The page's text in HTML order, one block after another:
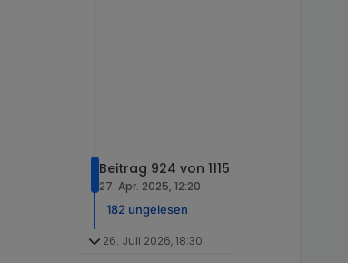
Beitrag 924 von 1115
27. Apr. 2025, 12:20
182 ungelesen
26. Juli 2026, 18:30